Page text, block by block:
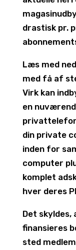
drastisk pr.
Læs med
med få af
Virk kan
en
din private
inden for
computer
komplet
hver deres
Det
finansieres
sted